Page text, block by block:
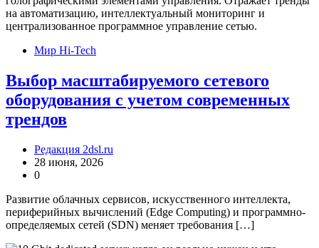
Мир Hi-Tech
Выбор масштабируемого сетевого
оборудования с учетом современных
трендов
Редакция 2dsl.ru
28 июня, 2026
0
Развитие облачных сервисов, искусственного интеллекта,
периферийных вычислений (Edge Computing) и программно-
определяемых сетей (SDN) меняет требования […]